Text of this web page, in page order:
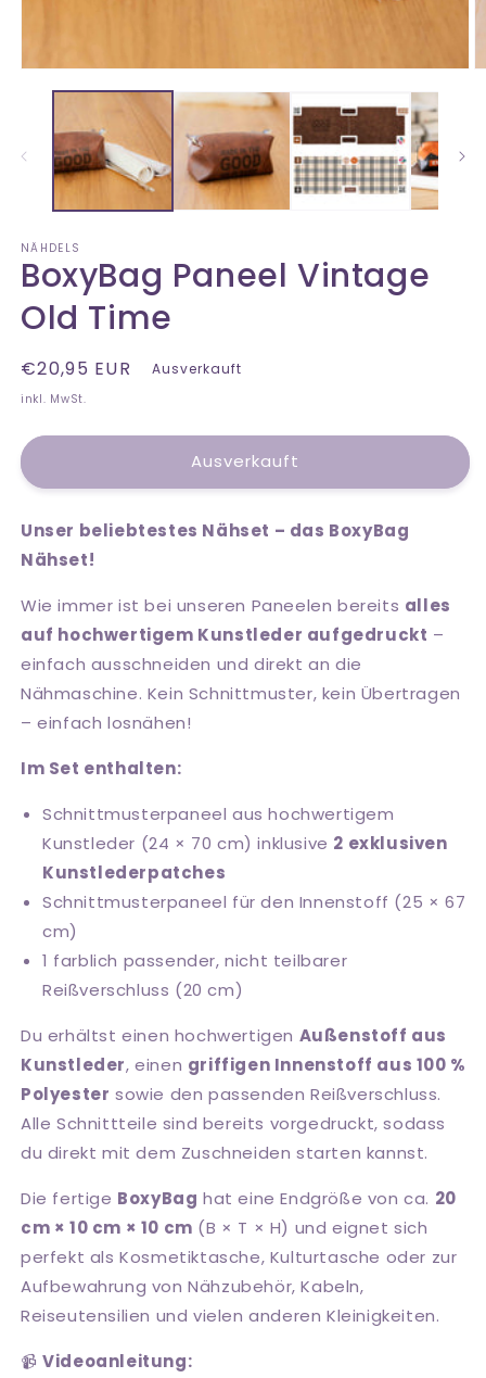
NÄHDELS
BoxyBag Paneel Vintage
Old Time
Normaler
Preis
€20,95 EUR Ausverkauft
inkl. MwSt.
Ausverkauft
Unser beliebtestes Nähset – das BoxyBag
Nähset!
Wie immer ist bei unseren Paneelen bereits alles
auf hochwertigem Kunstleder aufgedruckt –
einfach ausschneiden und direkt an die
Nähmaschine. Kein Schnittmuster, kein Übertragen
– einfach losnähen!
Im Set enthalten:
Schnittmusterpaneel aus hochwertigem
Kunstleder (24 × 70 cm) inklusive 2 exklusiven
Kunstlederpatches
Schnittmusterpaneel für den Innenstoff (25 × 67
cm)
1 farblich passender, nicht teilbarer
Reißverschluss (20 cm)
Du erhältst einen hochwertigen Außenstoff aus
Kunstleder, einen griffigen Innenstoff aus 100 %
Polyester sowie den passenden Reißverschluss.
Alle Schnittteile sind bereits vorgedruckt, sodass
du direkt mit dem Zuschneiden starten kannst.
Die fertige BoxyBag hat eine Endgröße von ca. 20
cm × 10 cm × 10 cm (B × T × H) und eignet sich
perfekt als Kosmetiktasche, Kulturtasche oder zur
Aufbewahrung von Nähzubehör, Kabeln,
Reiseutensilien und vielen anderen Kleinigkeiten.
📹Videoanleitung: